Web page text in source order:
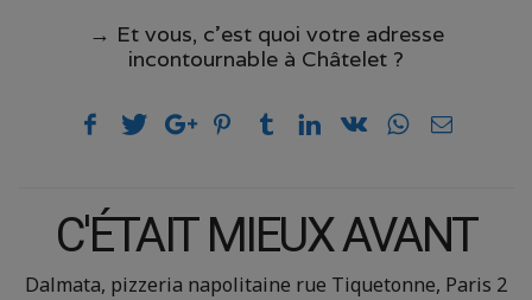
→ Et vous, c’est quoi votre adresse
incontournable à Châtelet ?
C'ÉTAIT MIEUX AVANT
Dalmata, pizzeria napolitaine rue Tiquetonne, Paris 2